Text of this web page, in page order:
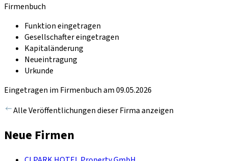
Firmenbuch
Funktion eingetragen
Gesellschafter eingetragen
Kapitaländerung
Neueintragung
Urkunde
Eingetragen im Firmenbuch am 09.05.2026
Alle Veröffentlichungen dieser Firma anzeigen
Neue Firmen